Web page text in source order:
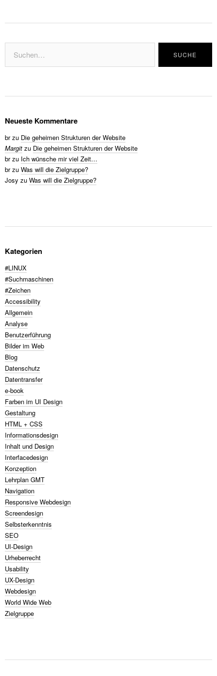
Neueste Kommentare
brzu Die geheimen Strukturen der Website
Margit zu Die geheimen Strukturen der Website
brzu Ich wünsche mir viel Zeit…
brzu Was will die Zielgruppe?
Josy zu Was will die Zielgruppe?
Kategorien
#LINUX
#Suchmaschinen
#Zeichen
Accessibility
Allgemein
Analyse
Benutzerführung
Bilder im Web
Blog
Datenschutz
Datentransfer
e-book
Farben im UI Design
Gestaltung
HTML + CSS
Informationsdesign
Inhalt und Design
Interfacedesign
Konzeption
Lehrplan GMT
Navigation
Responsive Webdesign
Screendesign
Selbsterkenntnis
SEO
UI-Design
Urheberrecht
Usability
UX-Design
Webdesign
World Wide Web
Zielgruppe